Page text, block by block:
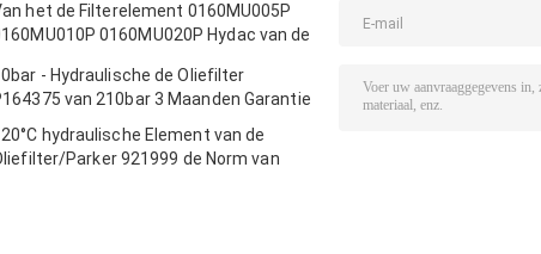
het de Filterelement 0160MU005P
0160MU020P Hydac van de
- Hydraulische de Oliefilter
van 210bar 3 Maanden Garantie
hydraulische Element van de
Parker 921999 de Norm van